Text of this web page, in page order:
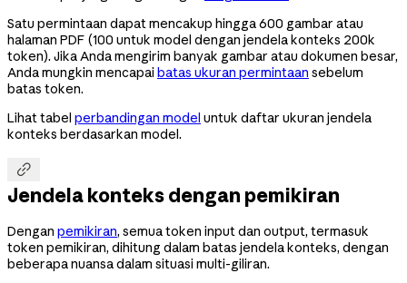
Satu permintaan dapat mencakup hingga 600 gambar atau
halaman PDF (100 untuk model dengan jendela konteks 200k
token). Jika Anda mengirim banyak gambar atau dokumen besar,
Anda mungkin mencapai batas ukuran permintaan sebelum
batas token.
Lihat tabel perbandingan model untuk daftar ukuran jendela
konteks berdasarkan model.

Jendela konteks dengan pemikiran
Dengan pemikiran, semua token input dan output, termasuk
token pemikiran, dihitung dalam batas jendela konteks, dengan
beberapa nuansa dalam situasi multi-giliran.